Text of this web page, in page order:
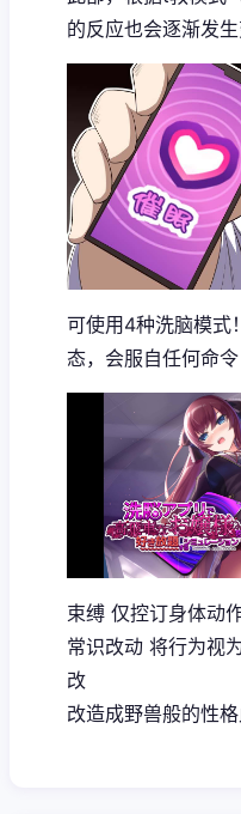
的反应也会逐渐发
可使用4种洗脑模
态，会服自任何命令
束缚 仅控订身体动
常识改动 将行为视
改
改造成野兽般的性